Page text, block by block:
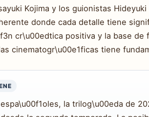
Kojima y los guionistas
donde cada detalle tiene
cr\u00edtica positiva y la base de
cinematogr\u00e1ficas tiene
la trilog\u00eda de